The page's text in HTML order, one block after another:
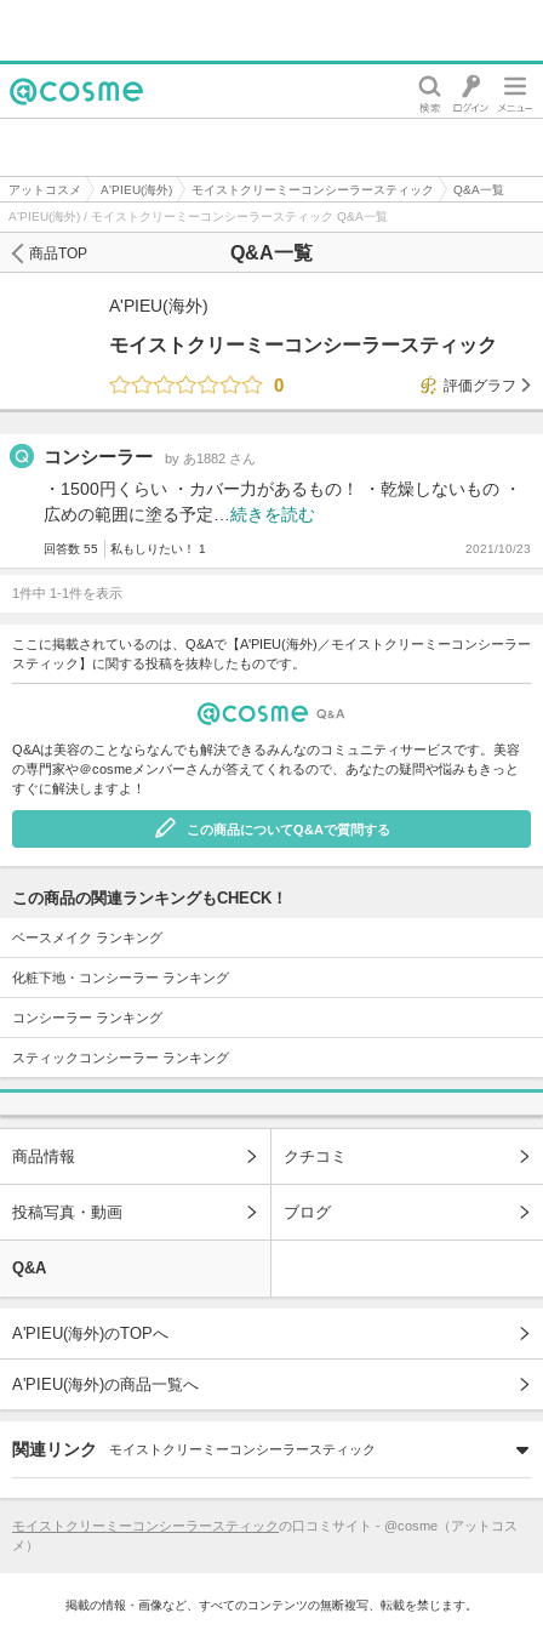
アットコスメ A'PIEU(海外) モイストクリーミーコンシーラースティック
Q&A一覧
A'PIEU(海外) / モイストクリーミーコンシーラースティック Q&A一覧
Q&A一覧
商品TOP
A'PIEU(海外)
モイストクリーミーコンシーラースティック
0
評価グラフ
コンシーラー by あ1882 さん
・1500円くらい ・カバー力があるもの！ ・乾燥しないもの ・
広めの範囲に塗る予定… 続きを読む
回答数 55 私もしりたい！ 1 2021/10/23
1件中 1-1件を表示
ここに掲載されているのは、Q&Aで【A'PIEU(海外)／モイストクリーミーコンシーラー
スティック】に関する投稿を抜粋したものです。
Q&Aは美容のことならなんでも解決できるみんなのコミュニティサービスです。美容
の専門家や＠cosmeメンバーさんが答えてくれるので、あなたの疑問や悩みもきっと
すぐに解決しますよ！
この商品についてQ&Aで質問する
この商品の関連ランキングもCHECK！
ベースメイク ランキング
化粧下地・コンシーラー ランキング
コンシーラー ランキング
スティックコンシーラー ランキング
商品情報 クチコミ
投稿写真・動画 ブログ
Q&A
A'PIEU(海外)のTOPへ
A'PIEU(海外)の商品一覧へ
関連リンク モイストクリーミーコンシーラースティック
モイストクリーミーコンシーラースティックの口コミサイト - @cosme（アットコス
メ）
掲載の情報・画像など、すべてのコンテンツの無断複写、転載を禁じます。